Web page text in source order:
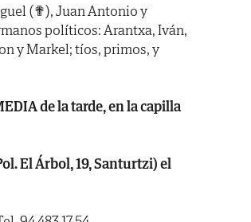
(✟), Juan Antonio y
políticos: Arantxa, Iván,
y Markel; tíos, primos, y
de la tarde, en la capilla
El Árbol, 19, Santurtzi) el